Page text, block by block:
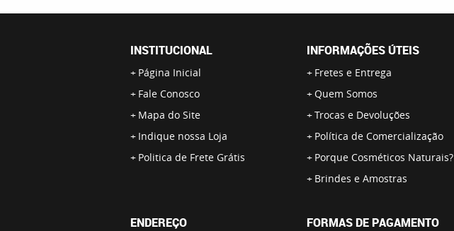
INSTITUCIONAL
Página Inicial
Fale Conosco
Mapa do Site
Indique nossa Loja
Politica de Frete Grátis
INFORMAÇÕES ÚTEIS
Fretes e Entrega
Quem Somos
Trocas e Devoluções
Política de Comercialização
Porque Cosméticos Naturais?
Brindes e Amostras
ENDEREÇO FORMAS DE PAGAMENTO